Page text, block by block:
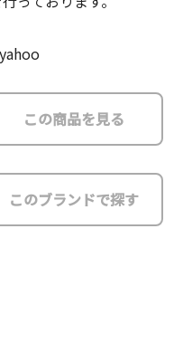
この商品を見る
このブランドで探す